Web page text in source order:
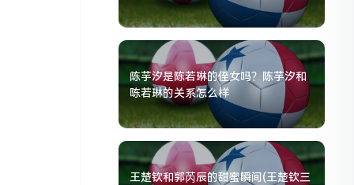
陈芋汐是陈若琳的侄女吗？陈芋汐和
陈若琳的关系怎么样
王楚钦和郭芮辰的甜蜜瞬间(王楚钦三